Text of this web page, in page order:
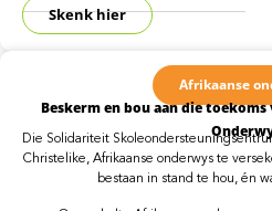
Skenk hier
Afrikaanse
Beskerm en bou aan die
Die Solidariteit
Christelike, Afrikaanse onderwys te
bestaan in stand te hou, én